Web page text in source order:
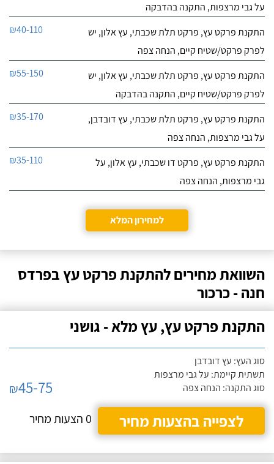
על גבי מרצפות, התקנה בהדבקה
התקנת פרקט עץ, פרקט תלת שכבתי, עץ אלון, יש
לפרק פרקט/שטיח קיים, הנחה צפה
₪40-110
התקנת פרקט עץ, פרקט תלת שכבתי, עץ אלון, יש
לפרק פרקט/שטיח קיים, התקנה בהדבקה
₪55-150
התקנת פרקט עץ, פרקט תלת שכבתי, עץ דובדבן,
על גבי מרצפות, הנחה צפה
₪35-170
התקנת פרקט עץ, פרקט דו שכבתי, עץ אלון, על
גבי מרצפות, הנחה צפה
₪35-110
למחירון המלא
השוואת מחירים להתקנת פרקט עץ בפרדס
חנה - כרכור
התקנת פרקט עץ, עץ מלא - גושני
סוג העץ: עץ דובדבן
תשתית קיימת: על גבי מרצפות
סוג התקנה: הנחה צפה
₪45-75
לצפייה בהצעות מחיר
0 הצעות מחיר